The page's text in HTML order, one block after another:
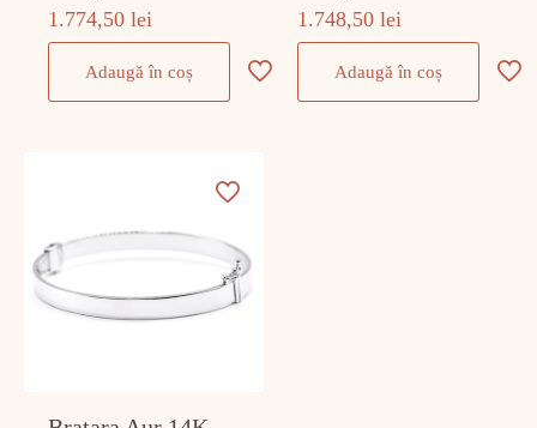
1.774,50lei
Adaugă în coș
1.748,50lei
Adaugă în coș